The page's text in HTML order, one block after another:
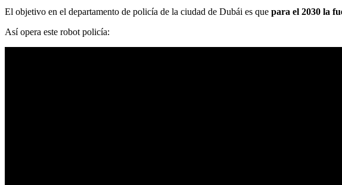
El objetivo en el departamento de policía de la ciudad de Dubái es que para el 2030 la
Así opera este robot policía: